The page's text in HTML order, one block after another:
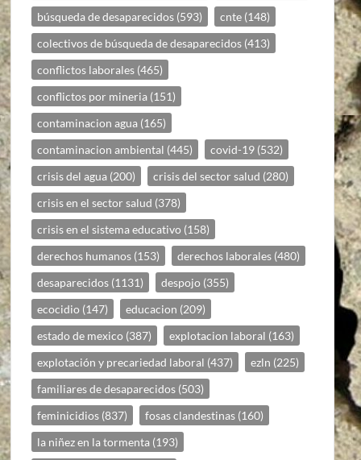
búsqueda de desaparecidos (593) cnte (148)
colectivos de búsqueda de desaparecidos (413)
conflictos laborales (465)
conflictos por mineria (151)
contaminacion agua (165)
contaminacion ambiental (445) covid-19 (532)
crisis del agua (200) crisis del sector salud (280)
crisis en el sector salud (378)
crisis en el sistema educativo (158)
derechos humanos (153) derechos laborales (480)
desaparecidos (1131) despojo (355)
ecocidio (147) educacion (209)
estado de mexico (387) explotacion laboral (163)
explotación y precariedad laboral (437) ezln (225)
familiares de desaparecidos (503)
feminicidios (837) fosas clandestinas (160)
la niñez en la tormenta (193)